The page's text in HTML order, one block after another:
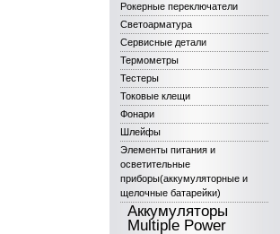
Рокерные переключатели
Светоарматура
Сервисные детали
Термометры
Тестеры
Токовые клещи
Фонари
Шлейфы
Элементы питания и
осветительные
приборы(аккумуляторные и
щелочные батарейки)
Аккумуляторы
Multiple Power